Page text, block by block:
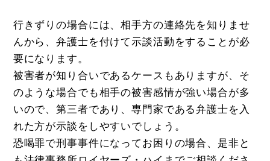
行きずりの場合には、相手方の連絡先を知りませ
んから、弁護士を付けて示談活動をすることが必
要になります。
被害者が知り合いであるケースもありますが、そ
のような場合でも相手の被害感情が強い場合が多
いので、第三者であり、専門家である弁護士を入
れた方が示談をしやすいでしょう。
恐喝罪で刑事事件になってお困りの場合、是非と